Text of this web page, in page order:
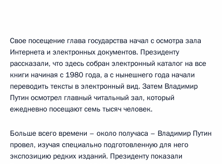
Свое посещение глава государства начал с осмотра зала
Интернета и электронных документов. Президенту
рассказали, что здесь собран электронный каталог на все
книги начиная с 1980 года, а с нынешнего года начали
переводить тексты в электронный вид. Затем Владимир
Путин осмотрел главный читальный зал, который
ежедневно посещают семь тысяч человек.
Больше всего времени – около получаса – Владимир Путин
провел, изучая специально подготовленную для него
экспозицию редких изданий. Президенту показали